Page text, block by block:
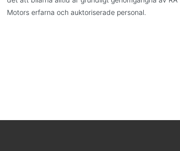
Motors erfarna och auktoriserade personal.